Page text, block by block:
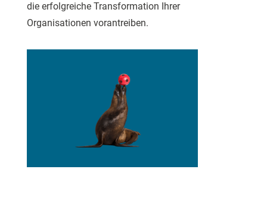
die erfolgreiche Transformation Ihrer
Organisationen vorantreiben.